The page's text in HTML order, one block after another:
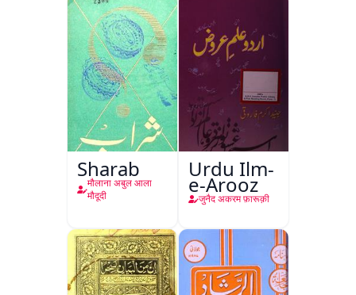
Sharab
मौलाना अबुल आला
मौदूदी
Urdu Ilm-
e-Arooz
जुनैद अकरम फ़ारूक़ी